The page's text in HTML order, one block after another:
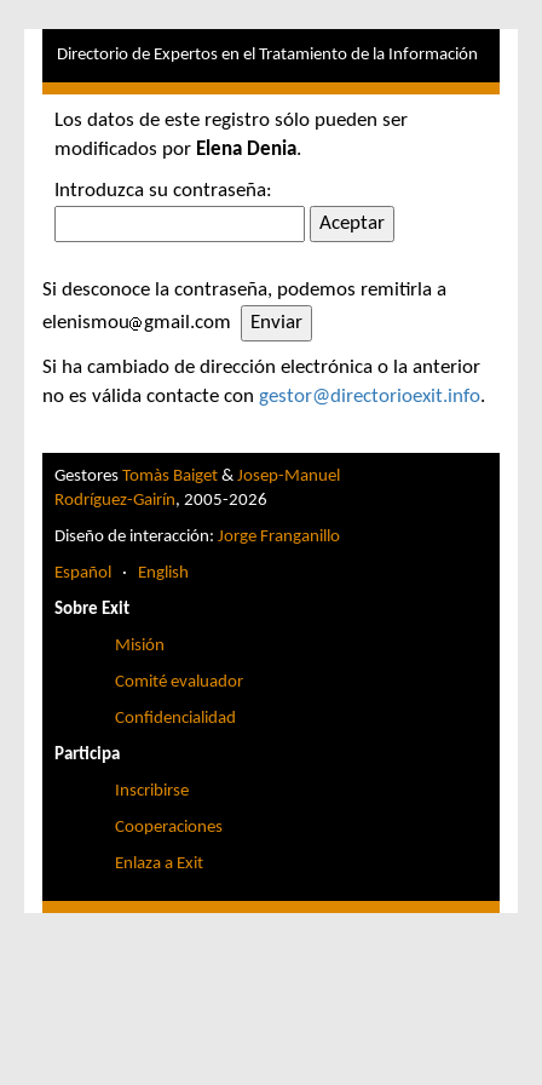
Directorio de Expertos en el Tratamiento de la Información
Los datos de este registro sólo pueden ser
modificados por Elena Denia.
Introduzca su contraseña:
Si desconoce la contraseña, podemos remitirla a
elenismou
gmail.com
Si ha cambiado de dirección electrónica o la anterior
no es válida contacte con gestor@directorioexit.info.
Gestores Tomàs Baiget & Josep-Manuel
Rodríguez-Gairín, 2005-2026
Diseño de interacción: Jorge Franganillo
Español · English
Sobre Exit
Misión
Comité evaluador
Confidencialidad
Participa
Inscribirse
Cooperaciones
Enlaza a Exit